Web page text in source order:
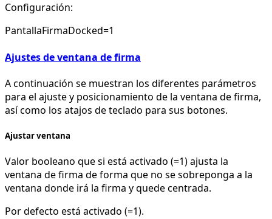
Configuración:
PantallaFirmaDocked=1
Ajustes de ventana de firma
A continuación se muestran los diferentes parámetros
para el ajuste y posicionamiento de la ventana de firma,
así como los atajos de teclado para sus botones.
Ajustar ventana
Valor booleano que si está activado (=1) ajusta la
ventana de firma de forma que no se sobreponga a la
ventana donde irá la firma y quede centrada.
Por defecto está activado (=1).